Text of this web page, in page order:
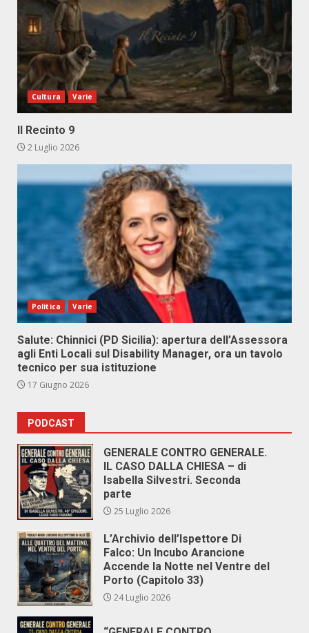
Cultura Varie
Il Recinto 9
2 Luglio 2026
Politica Varie
Salute: Chinnici (PD Sicilia): apertura dell’Assessora
agli Enti Locali sul Disability Manager, ora un tavolo
tecnico per sua istituzione
17 Giugno 2026
PODCAST
GENERALE CONTRO GENERALE.
IL CASO DALLA CHIESA – di
Isabella Silvestri. Seconda
parte
25 Luglio 2026
L’Archivio dell’Ispettore Di
Falco: Un Incubo Arancione
Accende la Notte nel Ventre del
Porto (Capitolo 33)
24 Luglio 2026